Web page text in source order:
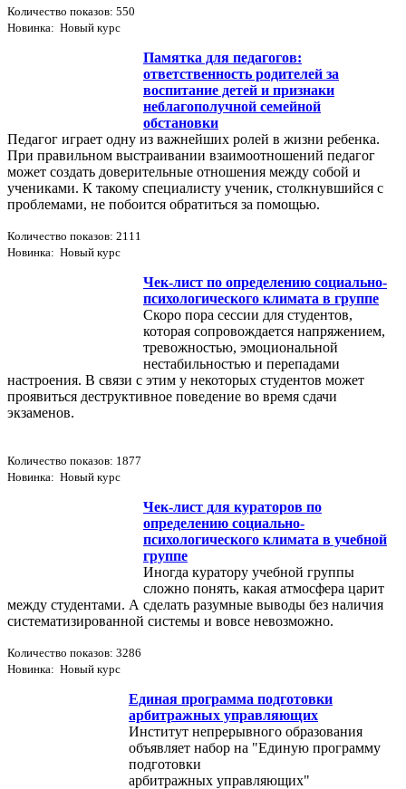
Количество показов: 550
Новинка: Новый курс
Памятка для педагогов:
ответственность родителей за
воспитание детей и признаки
неблагополучной семейной
обстановки
Педагог играет одну из важнейших ролей в жизни ребенка.
При правильном выстраивании взаимоотношений педагог
может создать доверительные отношения между собой и
учениками. К такому специалисту ученик, столкнувшийся с
проблемами, не побоится обратиться за помощью.
Количество показов: 2111
Новинка: Новый курс
Чек-лист по определению социально-
психологического климата в группе
Скоро пора сессии для студентов,
которая сопровождается напряжением,
тревожностью, эмоциональной
нестабильностью и перепадами
настроения. В связи с этим у некоторых студентов может
проявиться деструктивное поведение во время сдачи
экзаменов.
Количество показов: 1877
Новинка: Новый курс
Чек-лист для кураторов по
определению социально-
психологического климата в учебной
группе
Иногда куратору учебной группы
сложно понять, какая атмосфера царит
между студентами. А сделать разумные выводы без наличия
систематизированной системы и вовсе невозможно.
Количество показов: 3286
Новинка: Новый курс
Единая программа подготовки
арбитражных управляющих
Институт непрерывного образования
объявляет набор на "Единую программу
подготовки
арбитражных управляющих"